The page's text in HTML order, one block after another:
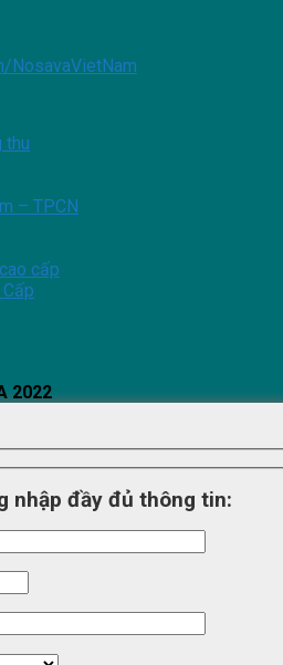
NosavaVietNam
thu
– TPCN
cấp
2022
nhập đầy đủ thông tin: